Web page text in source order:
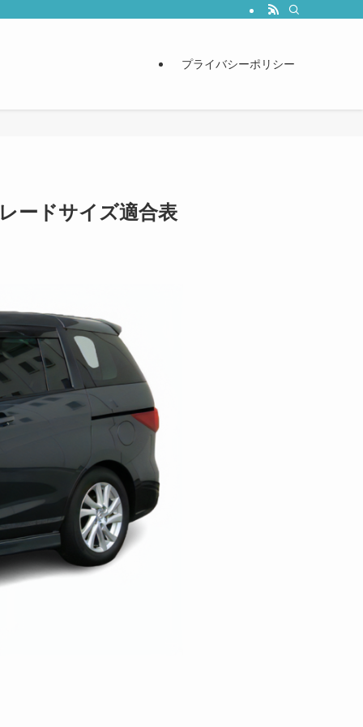
プライバシーポリシー
ードサイズ適合表